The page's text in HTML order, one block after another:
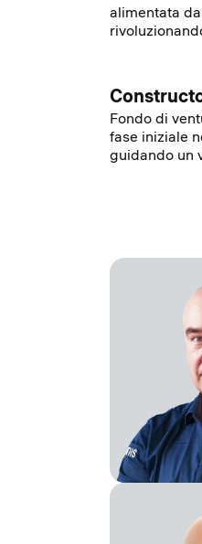
alimentata
Fondo di
fase iniziale
guidando un
Fondatore
Consiglio
di
Constructor